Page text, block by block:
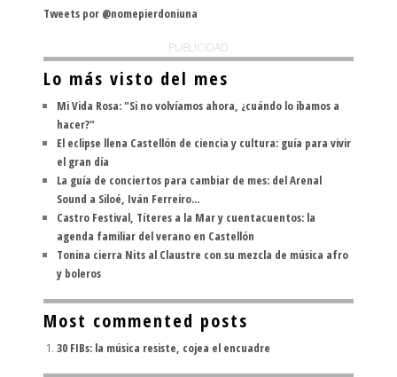
Tweets por @nomepierdoniuna
PUBLICIDAD
Lo más visto del mes
Mi Vida Rosa: "Si no volvíamos ahora, ¿cuándo lo íbamos a
hacer?"
El eclipse llena Castellón de ciencia y cultura: guía para vivir
el gran día
La guía de conciertos para cambiar de mes: del Arenal
Sound a Siloé, Iván Ferreiro...
Castro Festival, Títeres a la Mar y cuentacuentos: la
agenda familiar del verano en Castellón
Tonina cierra Nits al Claustre con su mezcla de música afro
y boleros
Most commented posts
30 FIBs: la música resiste, cojea el encuadre